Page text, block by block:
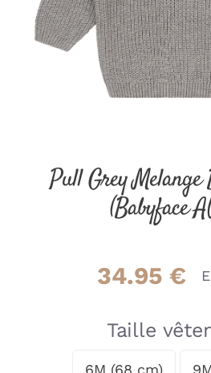
Pull Grey Melange
(Babyface
34.95€
Taille
6M (68 cm)